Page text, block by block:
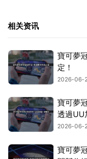
相关资讯
寶可夢
定！
2026-06-
寶可夢
透過UU
鬆搞定
2026-06-
寶可夢